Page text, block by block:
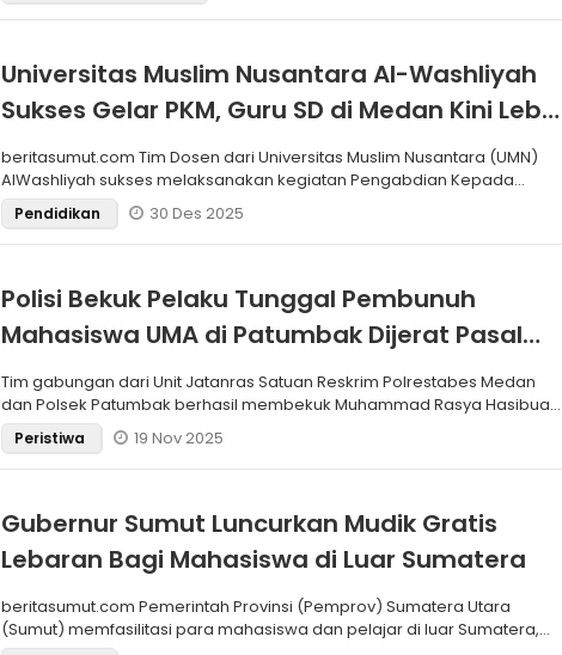
Universitas Muslim Nusantara Al-Washliyah
Sukses Gelar PKM, Guru SD di Medan Kini Lebih
Kompeten Cegah Stunting
beritasumut.com Tim Dosen dari Universitas Muslim Nusantara (UMN)
AlWashliyah sukses melaksanakan kegiatan Pengabdian Kepada
Masyarakat (
Pendidikan 30 Des 2025
Polisi Bekuk Pelaku Tunggal Pembunuh
Mahasiswa UMA di Patumbak Dijerat Pasal
Berlapis dan Berat
Tim gabungan dari Unit Jatanras Satuan Reskrim Polrestabes Medan
dan Polsek Patumbak berhasil membekuk Muhammad Rasya Hasibuan
alias SYA (18
Peristiwa 19 Nov 2025
Gubernur Sumut Luncurkan Mudik Gratis
Lebaran Bagi Mahasiswa di Luar Sumatera
beritasumut.com Pemerintah Provinsi (Pemprov) Sumatera Utara
(Sumut) memfasilitasi para mahasiswa dan pelajar di luar Sumatera,